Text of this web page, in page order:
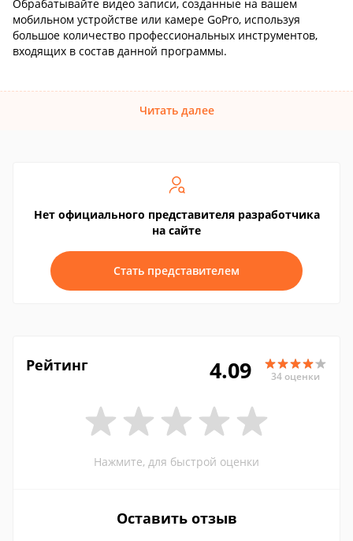
Обрабатывайте видео записи, созданные на вашем
мобильном устройстве или камере GoPro, используя
большое количество профессиональных инструментов,
входящих в состав данной программы.
Читать далее
Нет официального представителя разработчика
на сайте
Стать представителем
Рейтинг 4.09 34 оценки
Нажмите, для быстрой оценки
Оставить отзыв